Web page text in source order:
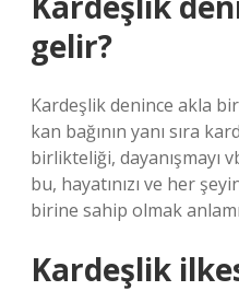
gelir?
Kardeşlik denince akla
kan bağının yanı sıra
birlikteliği, dayanışmayı
bu, hayatınızı ve her
birine sahip olmak
Kardeşlik